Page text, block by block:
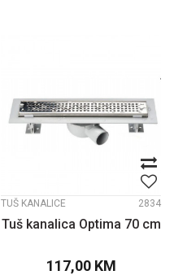
TUŠ KANALICE 2834
Tuš kanalica Optima 70 cm
117,00 KM